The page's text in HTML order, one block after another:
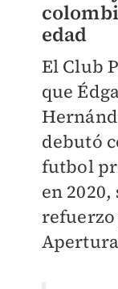
edad
El Club
que
debutó
futbol
en
refuerzo